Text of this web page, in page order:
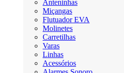
Anteninhas
Miçangas
Flutuador EVA
Molinetes
Carretilhas
Varas
Linhas
Acessórios